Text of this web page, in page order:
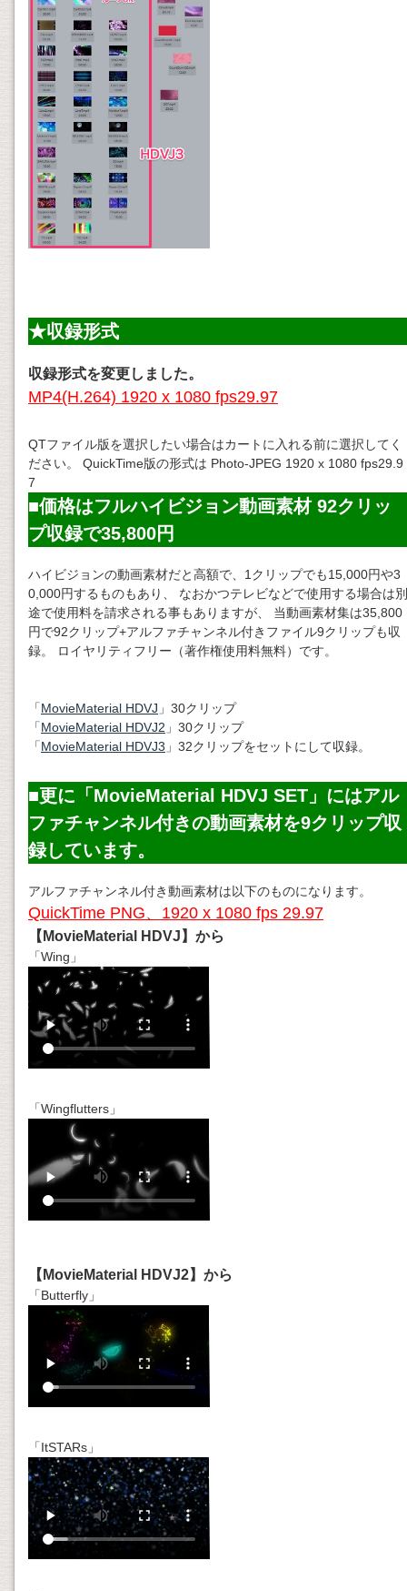
★収録形式
収録形式を変更しました。
MP4(H.264) 1920 x 1080 fps29.97
QTファイル版を選択したい場合はカートに入れる前に選択してく
ださい。 QuickTime版の形式は Photo-JPEG 1920 x 1080 fps29.9
7
■価格はフルハイビジョン動画素材 92クリッ
プ収録で35,800円
ハイビジョンの動画素材だと高額で、1クリップでも15,000円や3
0,000円するものもあり、 なおかつテレビなどで使用する場合は別
途で使用料を請求される事もありますが、 当動画素材集は35,800
円で92クリップ+アルファチャンネル付きファイル9クリップも収
録。 ロイヤリティフリー（著作権使用料無料）です。
「MovieMaterial HDVJ 」30クリップ
「MovieMaterial HDVJ2 」30クリップ
「MovieMaterial HDVJ3 」32クリップをセットにして収録。
■更に「MovieMaterial HDVJ SET」にはアル
ファチャンネル付きの動画素材を9クリップ収
録しています。
アルファチャンネル付き動画素材は以下のものになります。
QuickTime PNG、1920 x 1080 fps 29.97
【MovieMaterial HDVJ】から
「Wing」
「Wingflutters」
【MovieMaterial HDVJ2】から
「Butterfly」
「ItSTARs」